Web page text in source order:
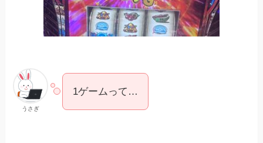
うさぎ
1ゲームって…